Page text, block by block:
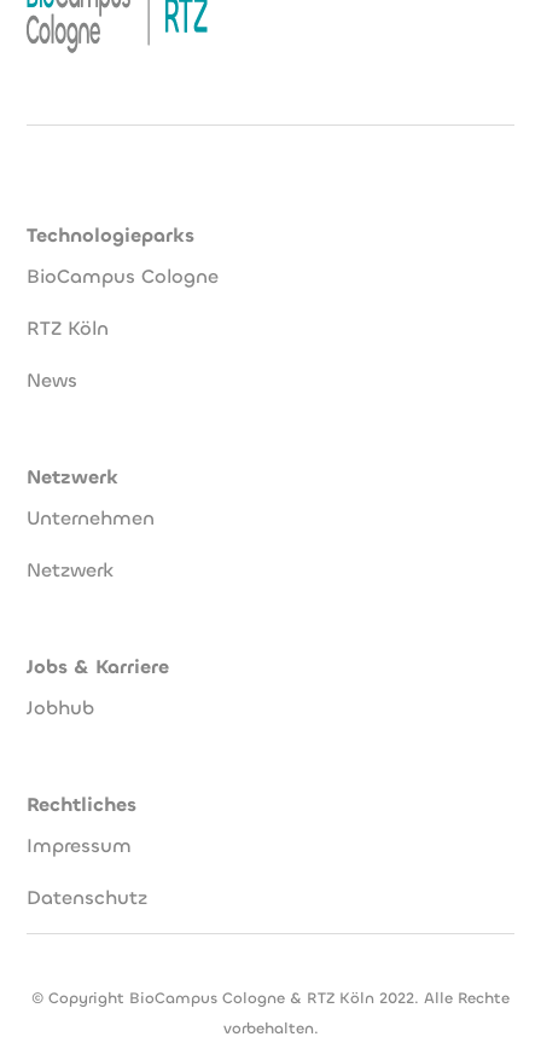
Technologieparks
BioCampus Cologne
RTZ Köln
News
Netzwerk
Unternehmen
Netzwerk
Jobs & Karriere
Jobhub
Rechtliches
Impressum
Datenschutz
© Copyright BioCampus Cologne & RTZ Köln 2022. Alle Rechte
vorbehalten.